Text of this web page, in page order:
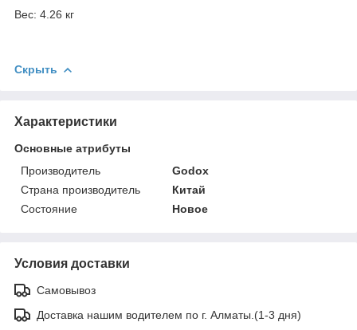
Вес: 4.26 кг
Скрыть
Характеристики
Основные атрибуты
Производитель
Godox
Страна производитель
Китай
Состояние
Новое
Условия доставки
Самовывоз
Доставка нашим водителем по г. Алматы.(1-3 дня)